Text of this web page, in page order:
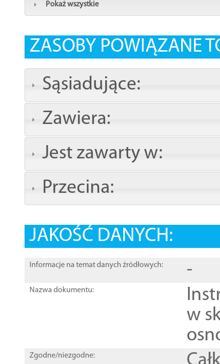
Pokaż wszystkie
ZASOBY POWIĄZANE
Sąsiadujące:
Zawiera:
Jest zawarty w:
Przecina:
JAKOŚĆ DANYCH:
Informacje na temat danych źródłowych: -
Nazwa dokumentu:
w
Zgodne/niezgodne: